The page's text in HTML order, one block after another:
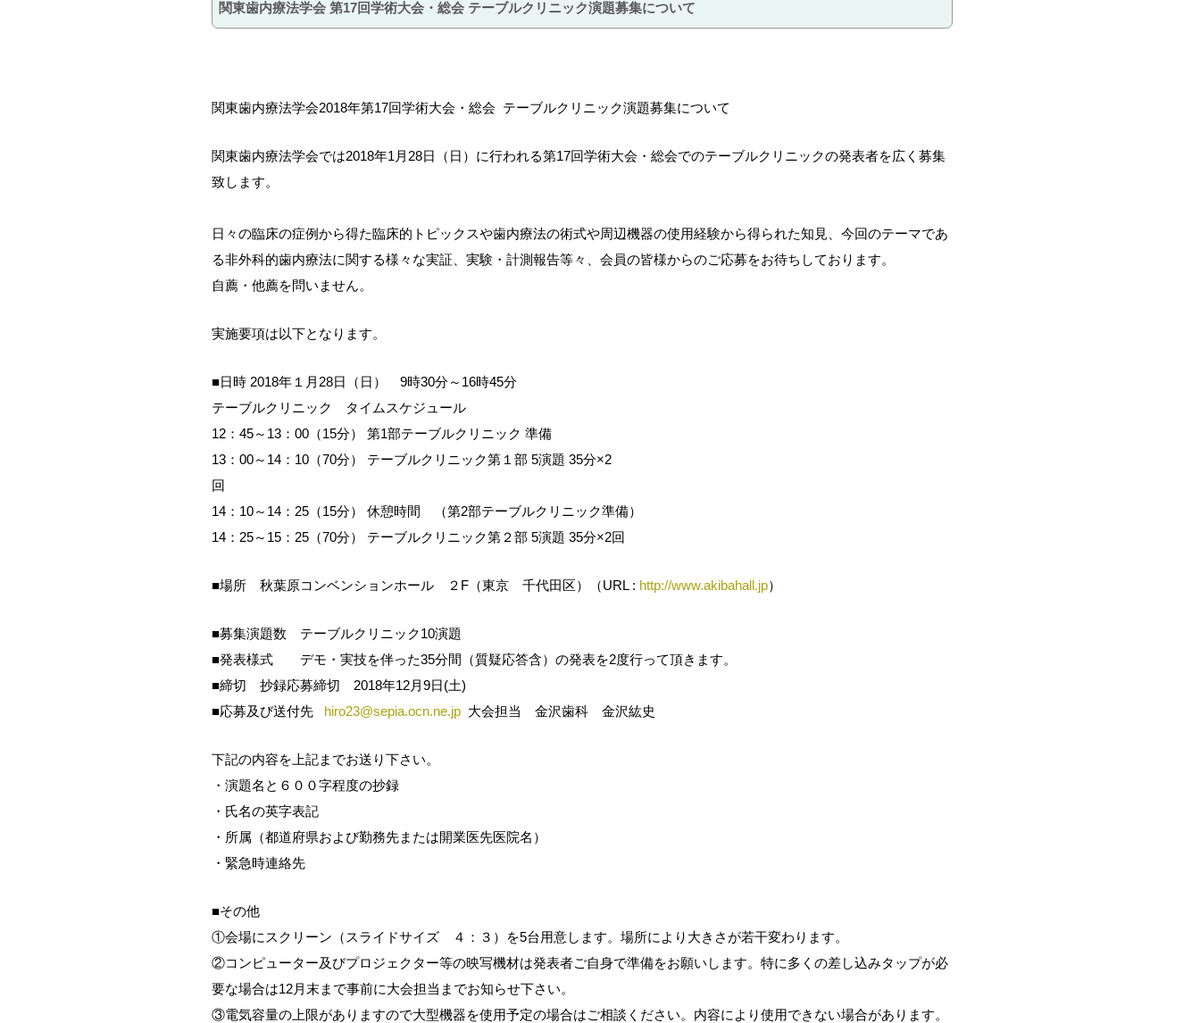
関東歯内療法学会 第17回学術大会・総会 テーブルクリニック演題募集について
関東歯内療法学会2018年第17回学術大会・総会 テーブルクリニック演題募集について
関東歯内療法学会では2018年1月28日（日）に行われる第17回学術大会・総会でのテーブルクリニックの発表者を広く募集
致します。
日々の臨床の症例から得た臨床的トピックスや歯内療法の術式や周辺機器の使用経験から得られた知見、今回のテーマであ
る非外科的歯内療法に関する様々な実証、実験・計測報告等々、会員の皆様からのご応募をお待ちしております。
自薦・他薦を問いません。
実施要項は以下となります。
■日時 2018年１月28日（日） 9時30分～16時45分
テーブルクリニック タイムスケジュール
12：45～13：00（15分） 第1部テーブルクリニック 準備
13：00～14：10（70分） テーブルクリニック第１部 5演題 35分×2
回
14：10～14：25（15分） 休憩時間 （第2部テーブルクリニック準備）
14：25～15：25（70分） テーブルクリニック第２部 5演題 35分×2回
■場所 秋葉原コンベンションホール ２F（東京 千代田区）（URL : http://www.akibahall.jp）
■募集演題数 テーブルクリニック10演題
■発表様式 デモ・実技を伴った35分間（質疑応答含）の発表を2度行って頂きます。
■締切 抄録応募締切 2018年12月9日(土)
■応募及び送付先
hiro23@sepia.ocn.ne.jp 大会担当 金沢歯科 金沢紘史
下記の内容を上記までお送り下さい。
・演題名と６００字程度の抄録
・氏名の英字表記
・所属（都道府県および勤務先または開業医先医院名）
・緊急時連絡先
■その他
①会場にスクリーン（スライドサイズ ４：３）を5台用意します。場所により大きさが若干変わります。
②コンピューター及びプロジェクター等の映写機材は発表者ご自身で準備をお願いします。特に多くの差し込みタップが必
要な場合は12月末まで事前に大会担当までお知らせ下さい。
③電気容量の上限がありますので大型機器を使用予定の場合はご相談ください。内容により使用できない場合があります。